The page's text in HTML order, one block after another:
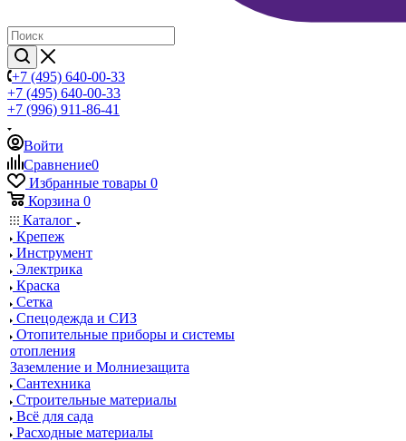
+7 (495) 640-00-33
+7 (495) 640-00-33
+7 (996) 911-86-41
Войти
Сравнение0
Избранные товары 0
Корзина 0
Каталог
Крепеж
Инструмент
Электрика
Краска
Сетка
Спецодежда и СИЗ
Отопительные приборы и системы
отопления
Заземление и Молниезащита
Сантехника
Строительные материалы
Всё для сада
Расходные материалы